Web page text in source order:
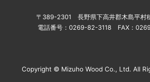
〒389-2301 長野県下高井郡木島平村
電話番号：0269-82-3118 FAX：
Copyright © Mizuho Wood Co., Ltd. All